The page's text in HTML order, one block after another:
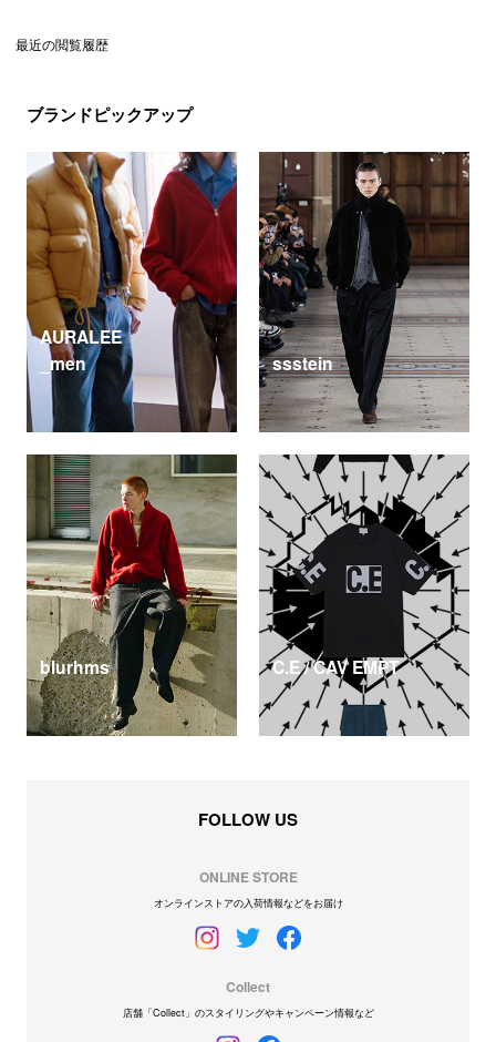
最近の閲覧履歴
ブランドピックアップ
AURALEE
_men
ssstein
blurhms C.E / CAV EMPT
FOLLOW US
ONLINE STORE
オンラインストアの入荷情報などをお届け
Collect
店舗「Collect」のスタイリングやキャンペーン情報など